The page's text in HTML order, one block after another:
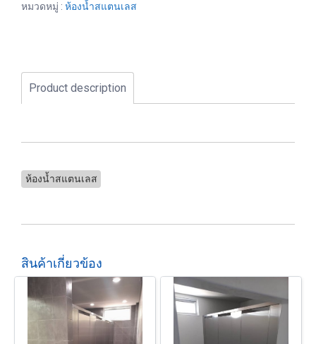
หมวดหมู่ : ห้องน้ำสแตนเลส
Product description
ห้องน้ำสแตนเลส
สินค้าเกี่ยวข้อง